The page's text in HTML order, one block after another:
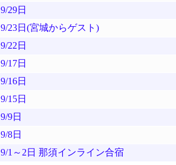
9/29日
9/23日(宮城からゲスト)
9/22日
9/17日
9/16日
9/15日
9/9日
9/8日
9/1～2日 那須インライン合宿